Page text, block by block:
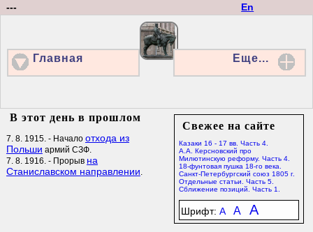
En
---
Главная Еще...
Свежее на сайте
Казаки 16 - 17 вв. Часть 4.
А.А. Керсновский про
Милютинскую реформу. Часть 4.
18-фунтовая пушка 18-го века.
Санкт-Петербургский союз 1805 г.
Отдельные статьи. Часть 5.
Сближение позиций. Часть 1.
Шрифт: A A A
В этот день в прошлом
7. 8. 1915. - Начало отхода из
Польши армий СЗФ.
7. 8. 1916. - Прорыв на
Станиславском направлении.